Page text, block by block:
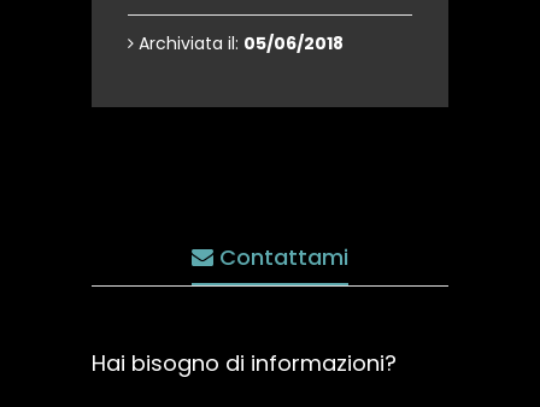
Archiviata il: 05/06/2018
Contattami
Hai bisogno di informazioni?